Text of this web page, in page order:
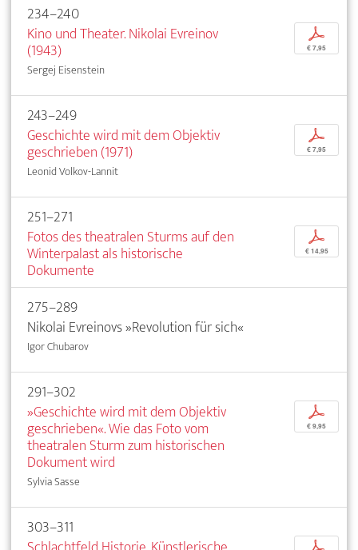
234–240
Kino und Theater. Nikolai Evreinov
(1943)
Sergej Eisenstein
p
€ 7,95
243–249
Geschichte wird mit dem Objektiv
geschrieben (1971)
Leonid Volkov-Lannit
p
€ 7,95
251–271
Fotos des theatralen Sturms auf den
Winterpalast als historische
Dokumente
p
€ 14,95
275–289
Nikolai Evreinovs »Revolution für sich«
Igor Chubarov
291–302
»Geschichte wird mit dem Objektiv
geschrieben«. Wie das Foto vom
theatralen Sturm zum historischen
Dokument wird
Sylvia Sasse
p
€ 9,95
303–311